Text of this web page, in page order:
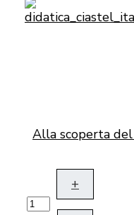
Alla scoperta
+